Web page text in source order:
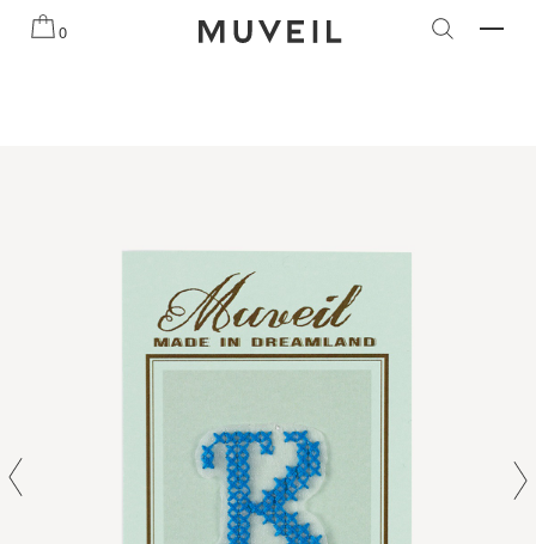
らせ 2026 AUTUMN WINTER COLLECTION 2026
0